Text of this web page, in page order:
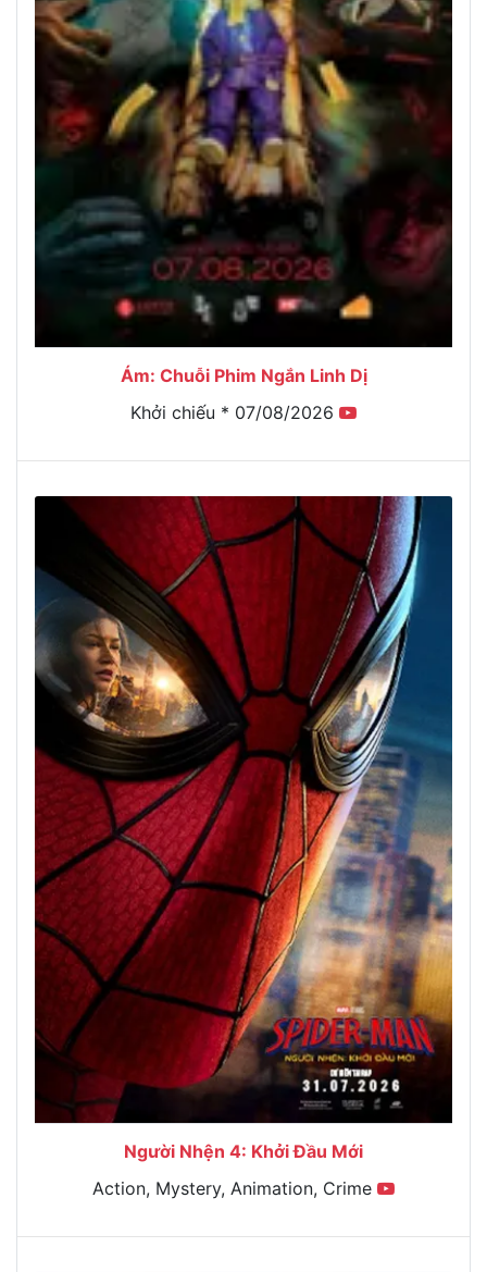
Ám: Chuỗi Phim Ngắn Linh Dị
Khởi chiếu * 07/08/2026
Người Nhện 4: Khởi Đầu Mới
Action, Mystery, Animation, Crime